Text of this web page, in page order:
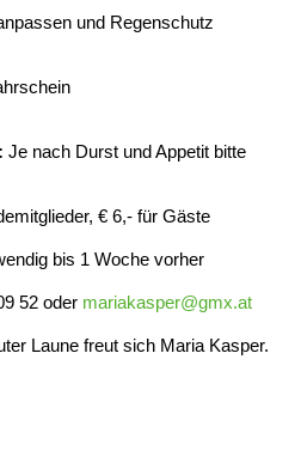
und Regenschutz
Je nach Durst und Appetit bitte
€ 6,- für Gäste
bis 1 Woche vorher
52 oder mariakasper@gmx.at
Laune freut sich Maria Kasper.